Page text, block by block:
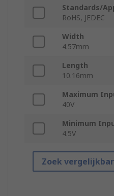
Standards/
RoHS, JEDEC
Width
4.57mm
Length
10.16mm
Maximum
40V
Minimum
4.5V
Zoek